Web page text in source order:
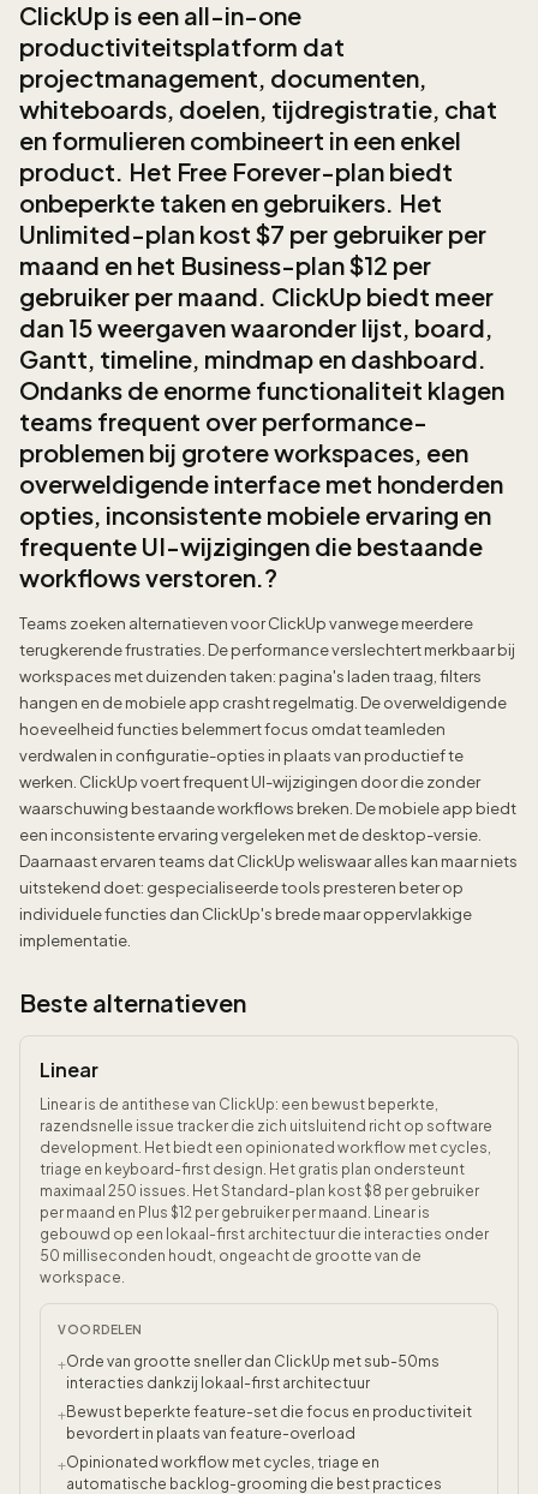
ClickUp is een all-in-one
productiviteitsplatform dat
projectmanagement, documenten,
whiteboards, doelen, tijdregistratie, chat
en formulieren combineert in een enkel
product. Het Free Forever-plan biedt
onbeperkte taken en gebruikers. Het
Unlimited-plan kost $7 per gebruiker per
maand en het Business-plan $12 per
gebruiker per maand. ClickUp biedt meer
dan 15 weergaven waaronder lijst, board,
Gantt, timeline, mindmap en dashboard.
Ondanks de enorme functionaliteit klagen
teams frequent over performance-
problemen bij grotere workspaces, een
overweldigende interface met honderden
opties, inconsistente mobiele ervaring en
frequente UI-wijzigingen die bestaande
workflows verstoren.?
Teams zoeken alternatieven voor ClickUp vanwege meerdere
terugkerende frustraties. De performance verslechtert merkbaar bij
workspaces met duizenden taken: pagina's laden traag, filters
hangen en de mobiele app crasht regelmatig. De overweldigende
hoeveelheid functies belemmert focus omdat teamleden
verdwalen in configuratie-opties in plaats van productief te
werken. ClickUp voert frequent UI-wijzigingen door die zonder
waarschuwing bestaande workflows breken. De mobiele app biedt
een inconsistente ervaring vergeleken met de desktop-versie.
Daarnaast ervaren teams dat ClickUp weliswaar alles kan maar niets
uitstekend doet: gespecialiseerde tools presteren beter op
individuele functies dan ClickUp's brede maar oppervlakkige
implementatie.
Beste alternatieven
Linear
Linear is de antithese van ClickUp: een bewust beperkte,
razendsnelle issue tracker die zich uitsluitend richt op software
development. Het biedt een opinionated workflow met cycles,
triage en keyboard-first design. Het gratis plan ondersteunt
maximaal 250 issues. Het Standard-plan kost $8 per gebruiker
per maand en Plus $12 per gebruiker per maand. Linear is
gebouwd op een lokaal-first architectuur die interacties onder
50 milliseconden houdt, ongeacht de grootte van de
workspace.
VOORDELEN
+Orde van grootte sneller dan ClickUp met sub-50ms
interacties dankzij lokaal-first architectuur
+Bewust beperkte feature-set die focus en productiviteit
bevordert in plaats van feature-overload
+Opinionated workflow met cycles, triage en
automatische backlog-grooming die best practices